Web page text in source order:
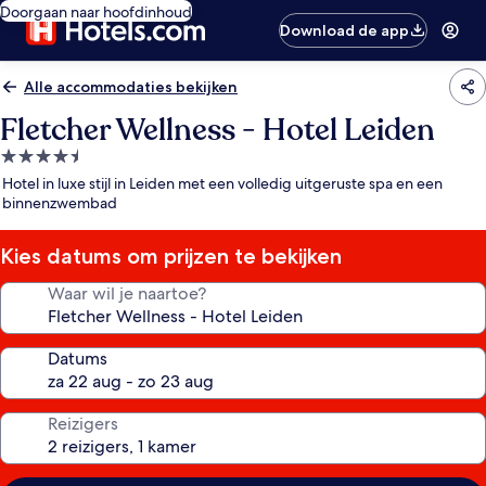
Doorgaan naar hoofdinhoud
Download de app
Alle accommodaties bekijken
Fletcher Wellness - Hotel Leiden
4.5-
sterrenaccommodatie
Hotel in luxe stijl in Leiden met een volledig uitgeruste spa en een
binnenzwembad
Kies datums om prijzen te bekijken
Waar wil je naartoe?
Datums
Reizigers